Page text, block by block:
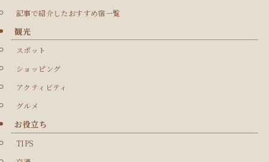
記事で紹介したおすすめ宿一覧
観光
スポット
ショッピング
アクティビティ
グルメ
お役立ち
TIPS